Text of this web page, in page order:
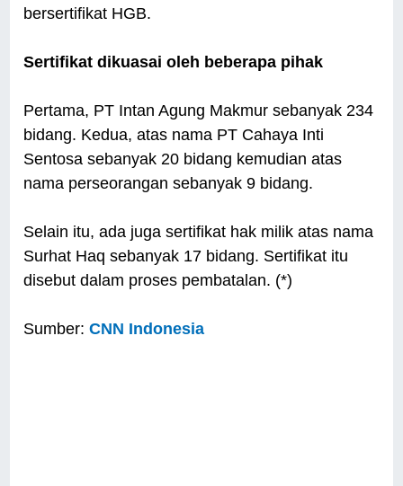
bersertifikat HGB.
Sertifikat dikuasai oleh beberapa pihak
Pertama, PT Intan Agung Makmur sebanyak 234
bidang. Kedua, atas nama PT Cahaya Inti
Sentosa sebanyak 20 bidang kemudian atas
nama perseorangan sebanyak 9 bidang.
Selain itu, ada juga sertifikat hak milik atas nama
Surhat Haq sebanyak 17 bidang. Sertifikat itu
disebut dalam proses pembatalan. (*)
Sumber:CNN Indonesia